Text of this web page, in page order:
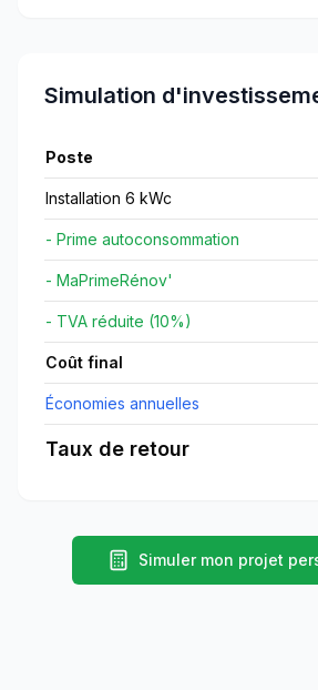
Simulation
Poste
Installation 6 kWc
- Prime autoconsommation
- MaPrimeRénov'
- TVA réduite (10%)
Coût final
Économies annuelles
Taux de retour
Simuler mon projet